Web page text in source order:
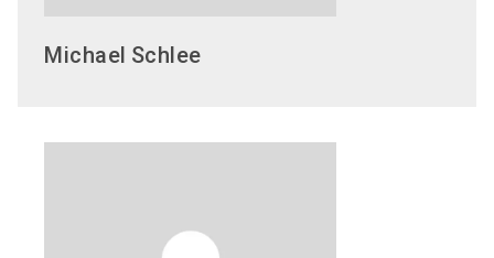
Michael Schlee